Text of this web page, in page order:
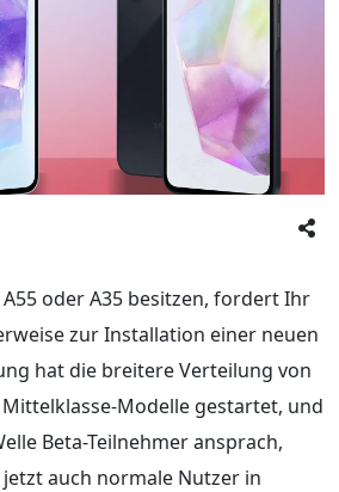
A55 oder A35 besitzen, fordert Ihr
zur Installation einer neuen
hat die breitere Verteilung von
Modelle gestartet, und
Beta-Teilnehmer ansprach,
auch normale Nutzer in